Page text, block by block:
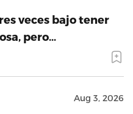
veces bajo tener
pero…
Aug 3, 2026